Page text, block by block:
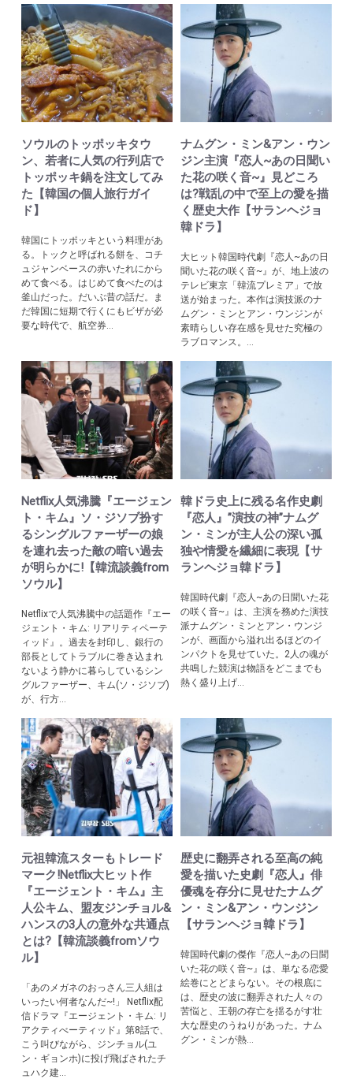
ソウルのトッポッキタウ
ン、若者に人気の行列店で
トッポッキ鍋を注文してみ
た【韓国の個人旅行ガイ
ド】
韓国にトッポッキという料理があ
る。トックと呼ばれる餅を、コチ
ュジャンベースの赤いたれにから
めて食べる。はじめて食べたのは
釜山だった。だいぶ昔の話だ。ま
だ韓国に短期で行くにもビザが必
要な時代で、航空券...
ナムグン・ミン&アン・ウン
ジン主演『恋人~あの日聞い
た花の咲く音~』見どころ
は?戦乱の中で至上の愛を描
く歴史大作【サランヘジョ
韓ドラ】
大ヒット韓国時代劇『恋人~あの日
聞いた花の咲く音~』が、地上波の
テレビ東京「韓流プレミア」で放
送が始まった。本作は演技派のナ
ムグン・ミンとアン・ウンジンが
素晴らしい存在感を見せた究極の
ラブロマンス。...
Netflix人気沸騰『エージェン
ト・キム』ソ・ジソブ扮す
るシングルファーザーの娘
を連れ去った敵の暗い過去
が明らかに!【韓流談義from
ソウル】
Netflixで人気沸騰中の話題作『エー
ジェント・キム: リアリティペーテ
ィッド』。過去を封印し、銀行の
部長としてトラブルに巻き込まれ
ないよう静かに暮らしているシン
グルファーザー、キム(ソ・ジソブ)
が、行方...
韓ドラ史上に残る名作史劇
『恋人』”演技の神”ナムグ
ン・ミンが主人公の深い孤
独や情愛を繊細に表現【サ
ランヘジョ韓ドラ】
韓国時代劇『恋人~あの日聞いた花
の咲く音~』は、主演を務めた演技
派ナムグン・ミンとアン・ウンジ
ンが、画面から溢れ出るほどのイ
ンパクトを見せていた。2人の魂が
共鳴した競演は物語をどこまでも
熱く盛り上げ...
元祖韓流スターもトレード
マーク!Netflix大ヒット作
『エージェント・キム』主
人公キム、盟友ジンチョル&
ハンスの3人の意外な共通点
とは?【韓流談義fromソウ
ル】
「あのメガネのおっさん三人組は
いったい何者なんだ~!」 Netflix配
信ドラマ『エージェント・キム: リ
アクティべーティッド』第8話で、
こう叫びながら、ジンチョル(ユ
ン・ギョンホ)に投げ飛ばされたチ
ュハク建...
歴史に翻弄される至高の純
愛を描いた史劇『恋人』俳
優魂を存分に見せたナムグ
ン・ミン&アン・ウンジン
【サランヘジョ韓ドラ】
韓国時代劇の傑作『恋人~あの日聞
いた花の咲く音~』は、単なる恋愛
絵巻にとどまらない。その根底に
は、歴史の波に翻弄された人々の
苦悩と、王朝の存亡を揺るがす壮
大な歴史のうねりがあった。ナム
グン・ミンが熱...